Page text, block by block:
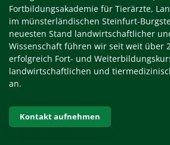
Fortbildungsakademie für Tierärzte,
im münsterländischen Steinfurt-
neuesten Stand landwirtschaftlicher
Wissenschaft führen wir seit weit über
erfolgreich Fort- und
landwirtschaftlichen und
an.
Kontakt aufnehmen